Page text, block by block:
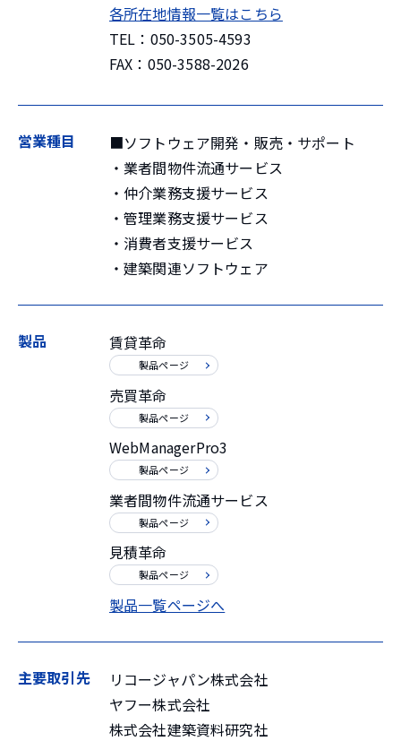
各所在地情報一覧はこちら
TEL：050-3505-4593
FAX：050-3588-2026
営業種目
■ソフトウェア開発・販売・サポート
・業者間物件流通サービス
・仲介業務支援サービス
・管理業務支援サービス
・消費者支援サービス
・建築関連ソフトウェア
製品 賃貸革命
製品ページ
売買革命
製品ページ
WebManagerPro3
製品ページ
業者間物件流通サービス
製品ページ
見積革命
製品ページ
製品一覧ページへ
主要取引先
リコージャパン株式会社
ヤフー株式会社
株式会社建築資料研究社